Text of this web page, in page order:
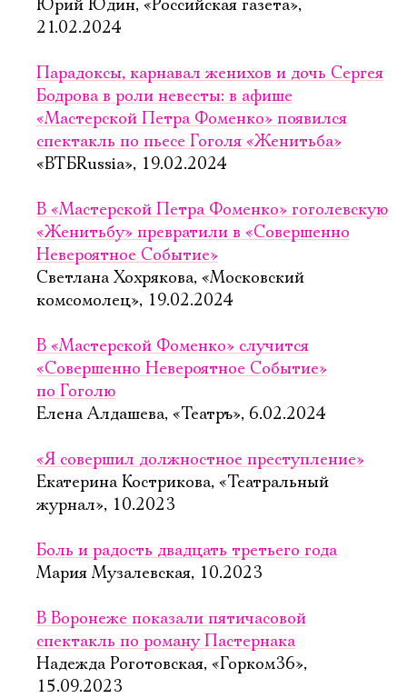
Юрий Юдин, «Российская газета»,
21.02.2024
Парадоксы, карнавал женихов и дочь Сергея
Бодрова в роли невесты: в афише
«Мастерской Петра Фоменко» появился
спектакль по пьесе Гоголя «Женитьба»
«ВТБRussia», 19.02.2024
В «Мастерской Петра Фоменко» гоголевскую
«Женитьбу» превратили в «Совершенно
Невероятное Событие»
Светлана Хохрякова, «Московский
комсомолец», 19.02.2024
В «Мастерской Фоменко» случится
«Совершенно Невероятное Событие»
по Гоголю
Елена Алдашева, «Театръ», 6.02.2024
«Я совершил должностное преступление»
Екатерина Кострикова, «Театральный
журнал», 10.2023
Боль и радость двадцать третьего года
Мария Музалевская, 10.2023
В Воронеже показали пятичасовой
спектакль по роману Пастернака
Надежда Роготовская, «Горком36»,
15.09.2023